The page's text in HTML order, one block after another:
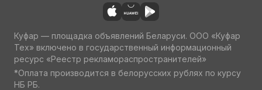
Куфар — площадка объявлений Беларуси. ООО «Куфар
Тех» включено в государственный информационный
ресурс «Реестр рекламораспространителей»
*Оплата производится в белорусских рублях по курсу
НБ РБ.